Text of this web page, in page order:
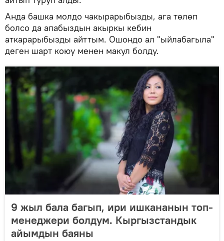
Анда башка молдо чакырарыбызды, ага төлөп
болсо да апабыздын акыркы кебин
аткарарыбызды айттым. Ошондо ал "ыйлабагыла"
деген шарт коюу менен макул болду.
9 жыл бала багып, ири ишкананын топ-
менеджери болдум. Кыргызстандык
айымдын баяны